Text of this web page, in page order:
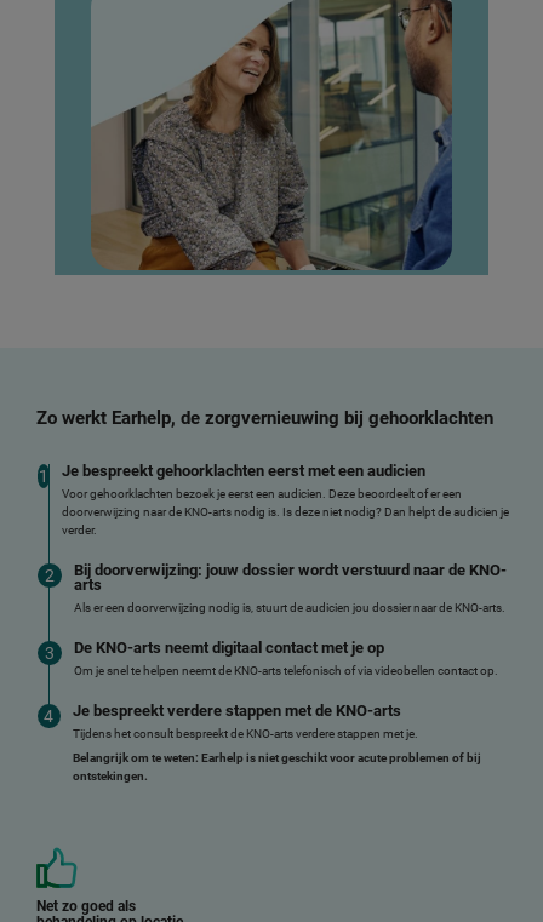
Zo werkt Earhelp, de zorgvernieuwing bij gehoorklachten
Je bespreekt gehoorklachten eerst met een audicien
Voor gehoorklachten bezoek je eerst een audicien. Deze beoordeelt of er een
doorverwijzing naar de KNO-arts nodig is. Is deze niet nodig? Dan helpt de audicien je
verder.
Bij doorverwijzing: jouw dossier wordt verstuurd naar de KNO-
arts
Als er een doorverwijzing nodig is, stuurt de audicien jou dossier naar de KNO-arts.
De KNO-arts neemt digitaal contact met je op
Om je snel te helpen neemt de KNO-arts telefonisch of via videobellen contact op.
Je bespreekt verdere stappen met de KNO-arts
Tijdens het consult bespreekt de KNO-arts verdere stappen met je.
Belangrijk om te weten: Earhelp is niet geschikt voor acute problemen of bij
ontstekingen.
Net zo goed als